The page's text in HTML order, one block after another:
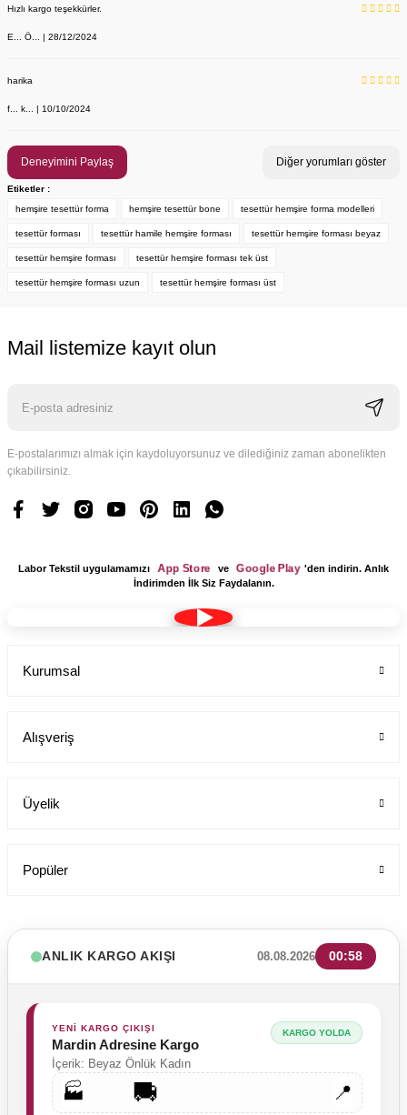
YENİ ÜRÜN
Labor Medikal Tekstil
199,00 TL
Tesettür Cerrahi Bone Terikoton Kumaş Yeni Model
Hızlı kargo teşekkürler.
E... Ö... | 28/12/2024
harika
f... k... | 10/10/2024
Deneyimini Paylaş Diğer yorumları göster
Etiketler :
hemşire tesettür forma
hemşire tesettür bone tesettür hemşire forma modelleri
tesettür forması tesettür hamile hemşire forması tesettür hemşire forması beyaz
tesettür hemşire forması tesettür hemşire forması tek üst
tesettür hemşire forması uzun tesettür hemşire forması üst
Mail listemize kayıt olun
E-postalarımızı almak için kaydoluyorsunuz ve dilediğiniz zaman abonelikten
çıkabilirsiniz.
Labor Tekstil uygulamamızı App Store ve Google Play 'den indirin. Anlık
İndirimden İlk Siz Faydalanın.
Kurumsal
Alışveriş
Üyelik
Popüler
ANLIK KARGO AKIŞI 08.08.2026 00:58
YENİ KARGO ÇIKIŞI
Mardin Adresine Kargo
İçerik: Beyaz Önlük Kadın
KARGO YOLDA
🏭 🚚 📍